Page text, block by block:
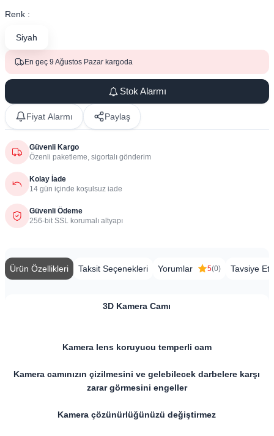
Renk :
Siyah
En geç 9 Ağustos Pazar kargoda
Stok Alarmı
Fiyat Alarmı Paylaş
Güvenli Kargo
Özenli paketleme, sigortalı gönderim
Kolay İade
14 gün içinde koşulsuz iade
Güvenli Ödeme
256-bit SSL korumalı altyapı
Ürün Özellikleri Taksit Seçenekleri Yorumlar 5(0) Tavsiye Et
3D Kamera Camı
Kamera lens koruyucu temperli cam
Kamera camınızın çizilmesini ve gelebilecek darbelere karşı
zarar görmesini engeller
Kamera çözünürlüğünüzü değiştirmez